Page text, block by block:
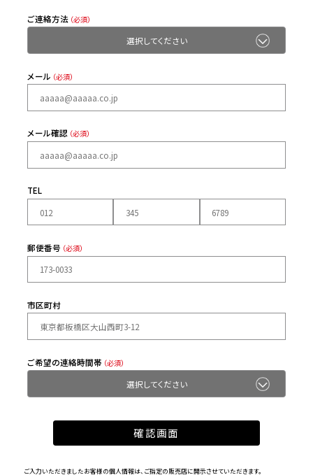
ご連絡方法 （必須）
メール （必須）
メール確認 （必須）
TEL
郵便番号 （必須）
市区町村
ご希望の連絡時間帯 （必須）
ご入力いただきましたお客様の個人情報は、ご指定の販売店に開示させていただきます。